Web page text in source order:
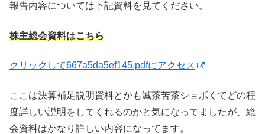
報告内容については下記資料を見てください。
株主総会資料はこちら
クリックして667a5da5ef145.pdfにアクセス
ここは決算補足説明資料とかも滅茶苦茶ショボくてどの程
度詳しい説明をしてくれるのかと気になってましたが、総
会資料はかなり詳しい内容になってます。